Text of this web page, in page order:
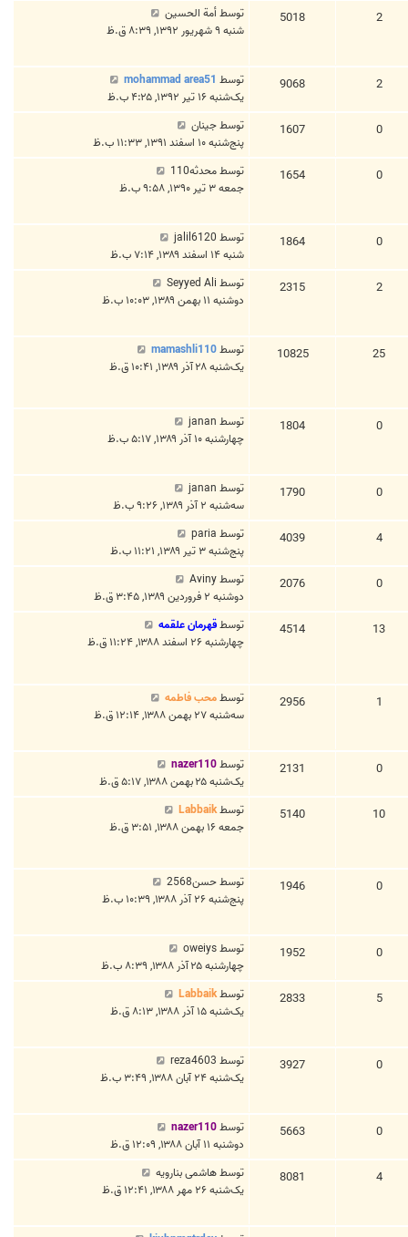
2
5018 توسطأمة الحسین
شنبه ۹ شهریور ۱۳۹۲, ۸:۳۹ ق.ظ
2
9068 توسط mohammad area51
یک‌شنبه ۱۶ تیر ۱۳۹۲, ۴:۲۵ ب.ظ
0
1607 توسطجینان
پنج‌شنبه ۱۰ اسفند ۱۳۹۱, ۱۱:۳۳ ب.ظ
0
1654 توسطمحدثه110
جمعه ۳ تیر ۱۳۹۰, ۹:۵۸ ب.ظ
0
1864 توسط jalil6120
شنبه ۱۴ اسفند ۱۳۸۹, ۷:۱۴ ب.ظ
2
2315 توسط Seyyed Ali
دوشنبه ۱۱ بهمن ۱۳۸۹, ۱۰:۰۳ ب.ظ
25
10825 توسطmamashli110
یک‌شنبه ۲۸ آذر ۱۳۸۹, ۱۰:۴۱ ق.ظ
0
1804 توسط janan
چهارشنبه ۱۰ آذر ۱۳۸۹, ۵:۱۷ ب.ظ
0
1790 توسط janan
سه‌شنبه ۲ آذر ۱۳۸۹, ۹:۲۶ ب.ظ
4
4039 توسط paria
پنج‌شنبه ۳ تیر ۱۳۸۹, ۱۱:۲۱ ب.ظ
0
2076 توسطAviny
دوشنبه ۲ فروردین ۱۳۸۹, ۳:۴۵ ق.ظ
13
4514 توسطقهرمان علقمه
چهارشنبه ۲۶ اسفند ۱۳۸۸, ۱۱:۲۴ ق.ظ
1
2956 توسطمحب فاطمه
سه‌شنبه ۲۷ بهمن ۱۳۸۸, ۱۲:۱۴ ق.ظ
0
2131 توسطnazer110
یک‌شنبه ۲۵ بهمن ۱۳۸۸, ۵:۱۷ ق.ظ
10
5140 توسطLabbaik
جمعه ۱۶ بهمن ۱۳۸۸, ۳:۵۱ ق.ظ
0
1946 توسطحسن2568
پنج‌شنبه ۲۶ آذر ۱۳۸۸, ۱۰:۳۹ ب.ظ
0
1952 توسطoweiys
چهارشنبه ۲۵ آذر ۱۳۸۸, ۸:۳۹ ب.ظ
5
2833 توسطLabbaik
یک‌شنبه ۱۵ آذر ۱۳۸۸, ۸:۱۳ ق.ظ
0
3927 توسط reza4603
یک‌شنبه ۲۴ آبان ۱۳۸۸, ۳:۴۹ ب.ظ
0
5663 توسطnazer110
دوشنبه ۱۱ آبان ۱۳۸۸, ۱۲:۰۹ ق.ظ
4
8081 توسطهاشمی بنارویه
یک‌شنبه ۲۶ مهر ۱۳۸۸, ۱۲:۴۱ ق.ظ